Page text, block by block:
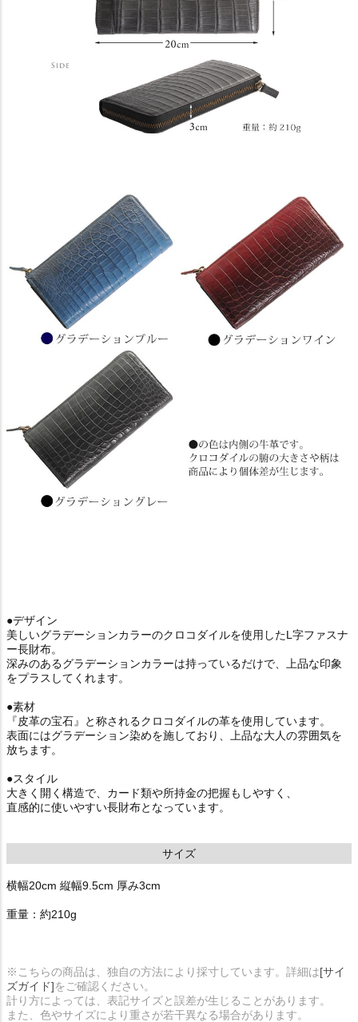
●デザイン
美しいグラデーションカラーのクロコダイルを使用したL字ファスナ
ー長財布。
深みのあるグラデーションカラーは持っているだけで、上品な印象
をプラスしてくれます。
●素材
『皮革の宝石』と称されるクロコダイルの革を使用しています。
表面にはグラデーション染めを施しており、上品な大人の雰囲気を
放ちます。
●スタイル
大きく開く構造で、カード類や所持金の把握もしやすく、
直感的に使いやすい長財布となっています。
サイズ
横幅20cm 縦幅9.5cm 厚み3cm
重量：約210g
※こちらの商品は、独自の方法により採寸しています。詳細は[サイ
ズガイド]をご確認ください。
計り方によっては、表記サイズと誤差が生じることがあります。
また、色やサイズにより重さが若干異なる場合があります。